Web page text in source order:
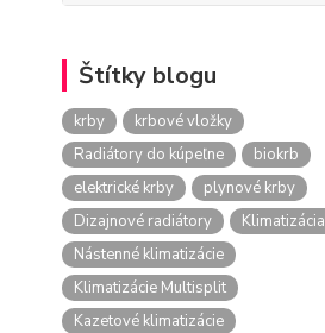
Štítky blogu
krby
krbové vložky
Radiátory do kúpeľne
biokrb
elektrické krby
plynové krby
Dizajnové radiátory
Klimatizácia
Nástenné klimatizácie
Klimatizácie Multisplit
Kazetové klimatizácie